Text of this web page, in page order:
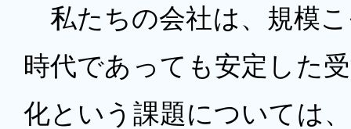
私たちの会社は、規模
時代であっても安定した
化という課題については